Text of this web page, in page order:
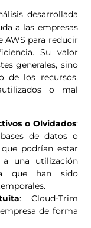
desarrollada
a las empresas
AWS para reducir
Su valor
generales, sino
de los recursos,
o mal
o Olvidados:
de datos o
podrían estar
a una utilización
que han sido
: Cloud-Trim
de forma